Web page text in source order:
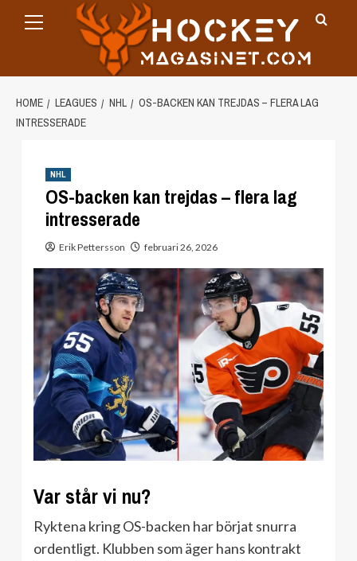
Menu
HOME LEAGUES NHL
OS-BACKEN KAN TREJDAS – FLERA LAG
INTRESSERADE
NHL
OS-backen kan trejdas – flera lag
intresserade
Erik Pettersson februari 26, 2026
Var står vi nu?
Ryktena kring OS-backen har börjat snurra
ordentligt. Klubben som äger hans kontrakt